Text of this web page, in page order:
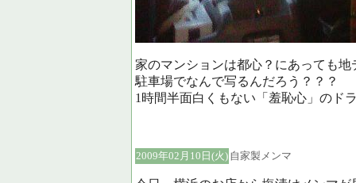
家のマンションは都心？にあっても
駐車場でなんで写るんだろう？？？
1時間半面白くもない「羞恥心」のド
2009年02月10日(火) 自家製メンマ